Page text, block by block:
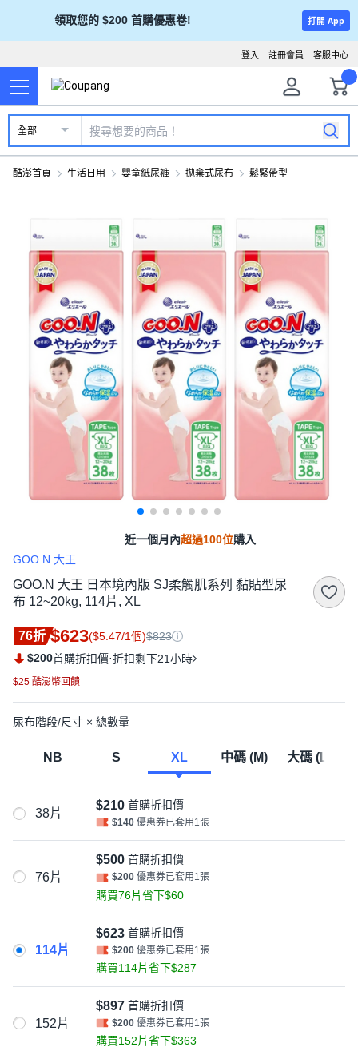
領取您的 $200 首購優惠卷! 打開 App
客服中心
註冊會員
登入
全部
酷澎首頁 生活日用 嬰童紙尿褲 拋棄式尿布 鬆緊帶型
近一個月內超過100位購入
GOO.N 大王
GOO.N 大王 日本境內版 SJ柔觸肌系列 黏貼型尿
布 12~20kg, 114片, XL
76折 $623($5.47/1個)$823
$200首購折扣價·折扣剩下21小時
$25 酷澎幣回饋
尿布階段/尺寸 × 總數量
NB S XL 中碼 (M) 大碼 (L)
38片
$210 首購折扣價
$140 優惠券已套用1張
76片
$500 首購折扣價
$200 優惠券已套用1張
購買76片省下$60
114片
$623 首購折扣價
$200 優惠券已套用1張
購買114片省下$287
152片
$897 首購折扣價
$200 優惠券已套用1張
購買152片省下$363